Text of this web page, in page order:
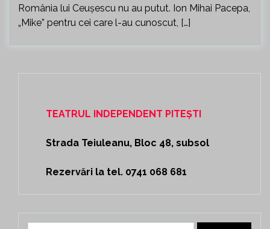
România lui Ceușescu nu au putut. Ion Mihai Pacepa,
„Mike” pentru cei care l-au cunoscut, […]
TEATRUL INDEPENDENT PITEȘTI
Strada Teiuleanu, Bloc 48, subsol
Rezervări la tel. 0741 068 681